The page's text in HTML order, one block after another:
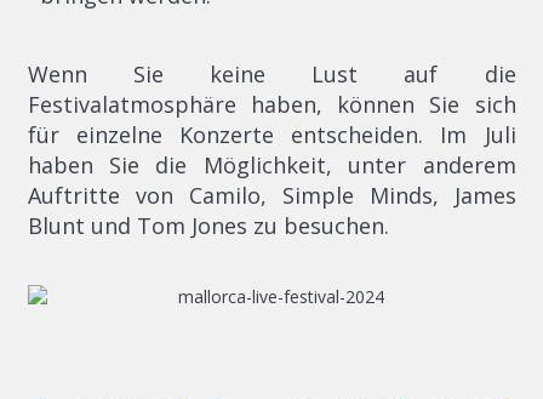
Wenn Sie keine Lust auf die
Festivalatmosphäre haben, können Sie sich
für einzelne Konzerte entscheiden. Im Juli
haben Sie die Möglichkeit, unter anderem
Auftritte von Camilo, Simple Minds, James
Blunt und Tom Jones zu besuchen.